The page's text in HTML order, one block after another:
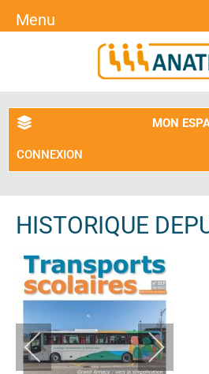
MON
CONNEXION
HISTORIQUE
Menu